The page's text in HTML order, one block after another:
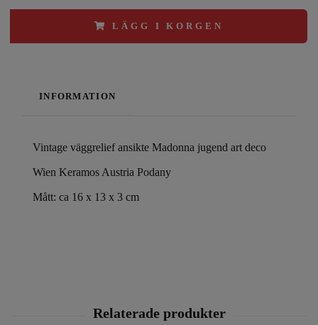
LÄGG I KORGEN
INFORMATION
Vintage väggrelief ansikte Madonna jugend art deco
Wien Keramos Austria Podany
Mått: ca 16 x 13 x 3 cm